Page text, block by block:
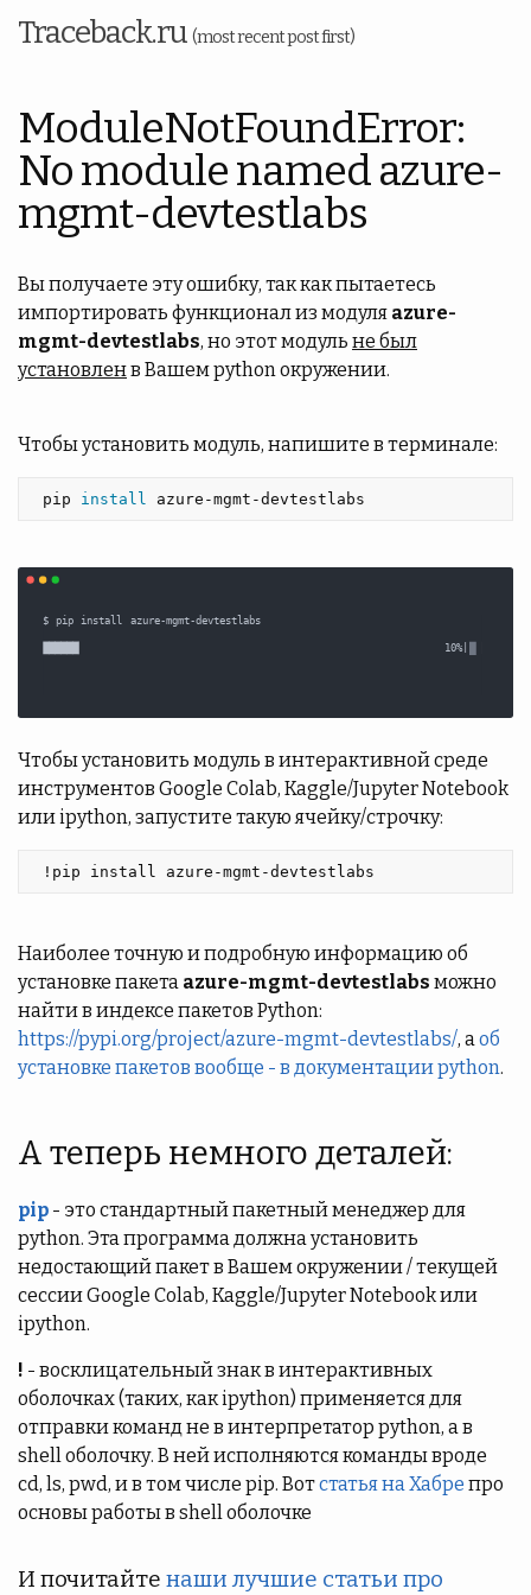
Traceback.ru (most recent post first)
ModuleNotFoundError:
No module named azure-
mgmt-devtestlabs
Вы получаете эту ошибку, так как пытаетесь
импортировать функционал из модуля azure-
mgmt-devtestlabs, но этот модуль не был
установленв Вашем python окружении.
Чтобы установить модуль, напишите в терминале:
pip install azure-mgmt-devtestlabs
Чтобы установить модуль в интерактивной среде
инструментов Google Colab, Kaggle/Jupyter Notebook
или ipython, запустите такую ячейку/строчку:
!pip install azure-mgmt-devtestlabs
Наиболее точную и подробную информацию об
установке пакета azure-mgmt-devtestlabs можно
найти в индексе пакетов Python:
https://pypi.org/project/azure-mgmt-devtestlabs/, аоб
установке пакетов вообще - в документации python.
А теперь немного деталей:
pip - это стандартный пакетный менеджер для
python. Эта программа должна установить
недостающий пакет в Вашем окружении / текущей
сессии Google Colab, Kaggle/Jupyter Notebook или
ipython.
! - восклицательный знак в интерактивных
оболочках (таких, как ipython) применяется для
отправки команд не в интерпретатор python, а в
shell оболочку. В ней исполняются команды вроде
cd, ls, pwd, и в том числе pip. Вотстатья на Хабре про
основы работы в shell оболочке
И почитайте наши лучшие статьи про